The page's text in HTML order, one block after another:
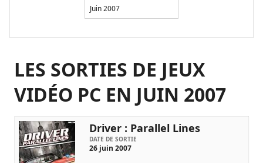
Juin 2007
LES SORTIES DE JEUX
VIDÉO PC EN JUIN 2007
Driver : Parallel Lines
DATE DE SORTIE
26 juin 2007